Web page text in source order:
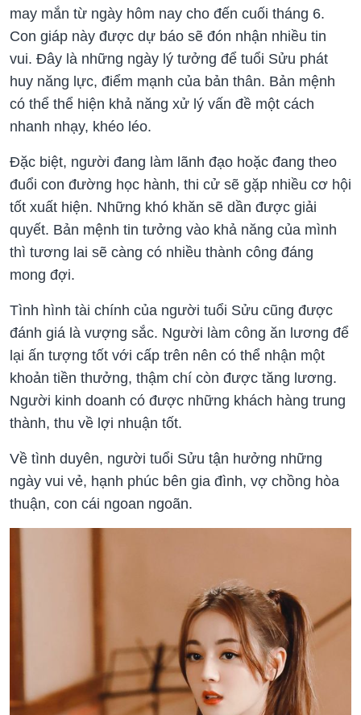
may mắn từ ngày hôm nay cho đến cuối tháng 6.
Con giáp này được dự báo sẽ đón nhận nhiều tin
vui. Đây là những ngày lý tưởng để tuổi Sửu phát
huy năng lực, điểm mạnh của bản thân. Bản mệnh
có thể thể hiện khả năng xử lý vấn đề một cách
nhanh nhạy, khéo léo.
Đặc biệt, người đang làm lãnh đạo hoặc đang theo
đuổi con đường học hành, thi cử sẽ gặp nhiều cơ hội
tốt xuất hiện. Những khó khăn sẽ dần được giải
quyết. Bản mệnh tin tưởng vào khả năng của mình
thì tương lai sẽ càng có nhiều thành công đáng
mong đợi.
Tình hình tài chính của người tuổi Sửu cũng được
đánh giá là vượng sắc. Người làm công ăn lương để
lại ấn tượng tốt với cấp trên nên có thể nhận một
khoản tiền thưởng, thậm chí còn được tăng lương.
Người kinh doanh có được những khách hàng trung
thành, thu về lợi nhuận tốt.
Về tình duyên, người tuổi Sửu tận hưởng những
ngày vui vẻ, hạnh phúc bên gia đình, vợ chồng hòa
thuận, con cái ngoan ngoãn.